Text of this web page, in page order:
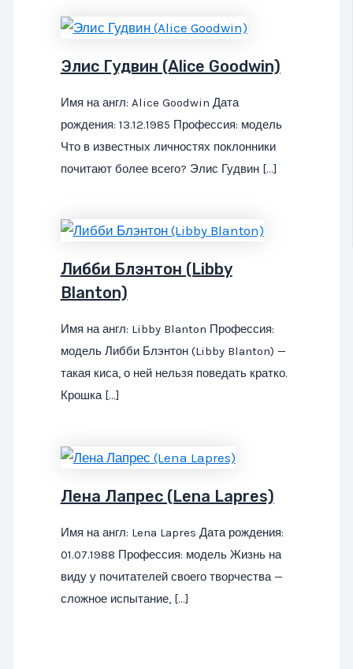
Элис Гудвин (Alice Goodwin)
Имя на англ: Alice Goodwin Дата
рождения: 13.12.1985 Профессия: модель
Что в известных личностях поклонники
почитают более всего? Элис Гудвин […]
Либби Блэнтон (Libby
Blanton)
Имя на англ: Libby Blanton Профессия:
модель Либби Блэнтон (Libby Blanton) —
такая киса, о ней нельзя поведать кратко.
Крошка […]
Лена Лапрес (Lena Lapres)
Имя на англ: Lena Lapres Дата рождения:
01.07.1988 Профессия: модель Жизнь на
виду у почитателей своего творчества —
сложное испытание, […]